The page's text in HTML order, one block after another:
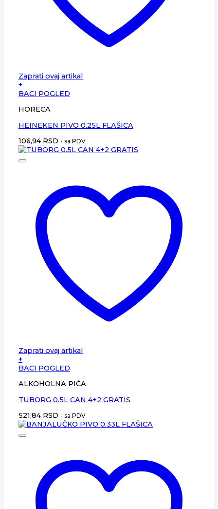
Zaprati ovaj artikal
+
BACI POGLED
HORECA
HEINEKEN PIVO 0.25L FLAŠICA
106,94 RSD - sa PDV
Zaprati ovaj artikal
+
BACI POGLED
ALKOHOLNA PIĆA
TUBORG 0.5L CAN 4+2 GRATIS
521,84 RSD - sa PDV